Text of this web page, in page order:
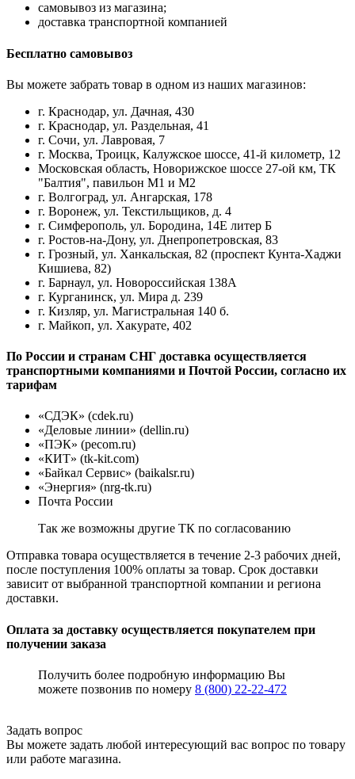
самовывоз из магазина;
доставка транспортной компанией
Бесплатно самовывоз
Вы можете забрать товар в одном из наших магазинов:
г. Краснодар, ул. Дачная, 430
г. Краснодар, ул. Раздельная, 41
г. Сочи, ул. Лавровая, 7
г. Москва, Троицк, Калужское шоссе, 41-й километр, 12
Московская область, Новорижское шоссе 27-ой км, ТК
"Балтия", павильон М1 и М2
г. Волгоград, ул. Ангарская, 178
г. Воронеж, ул. Текстильщиков, д. 4
г. Симферополь, ул. Бородина, 14Е литер Б
г. Ростов-на-Дону, ул. Днепропетровская, 83
г. Грозный, ул. Ханкальская, 82 (проспект Кунта-Хаджи
Кишиева, 82)
г. Барнаул, ул. Новороссийская 138А
г. Курганинск, ул. Мира д. 239
г. Кизляр, ул. Магистральная 140 б.
г. Майкоп, ул. Хакурате, 402
По России и странам СНГ доставка осуществляется
транспортными компаниями и Почтой России, согласно их
тарифам
«СДЭК» (cdek.ru)
«Деловые линии» (dellin.ru)
«ПЭК» (pecom.ru)
«КИТ» (tk-kit.com)
«Байкал Сервис» (baikalsr.ru)
«Энергия» (nrg-tk.ru)
Почта России
Так же возможны другие ТК по согласованию
Отправка товара осуществляется в течение 2-3 рабочих дней,
после поступления 100% оплаты за товар. Срок доставки
зависит от выбранной транспортной компании и региона
доставки.
Оплата за доставку осуществляется покупателем при
получении заказа
Получить более подробную информацию Вы
можете позвонив по номеру 8 (800) 22-22-472
Задать вопрос
Вы можете задать любой интересующий вас вопрос по товару
или работе магазина.